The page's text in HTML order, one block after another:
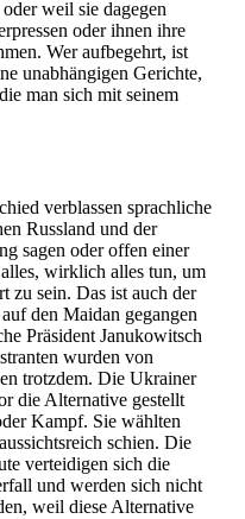
weil sie dagegen
oder ihnen ihre
Wer aufbe­gehrt, ist
unabhän­gigen Gerichte,
man sich mit seinem
verblassen sprach­liche
Russland und der
sagen oder offen einer
wirklich alles tun, um
zu sein. Das ist auch der
den Maidan gegangen
Präsident Januko­witsch
wurden von
trotzdem. Die Ukrainer
die Alter­native gestellt
Kampf. Sie wählten
schien. Die
vertei­digen sich die
und werden sich nicht
weil diese Alter­native